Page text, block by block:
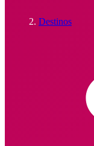
Destinos